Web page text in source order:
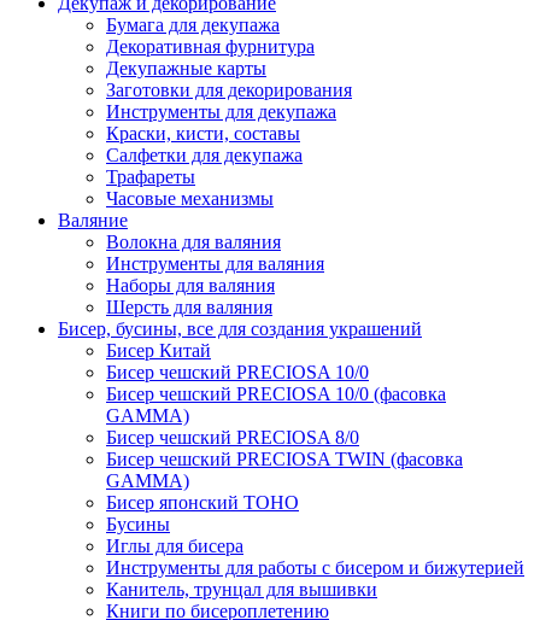
Бумага для декупажа
Декоративная фурнитура
Декупажные карты
Заготовки для декорирования
Инструменты для декупажа
Краски, кисти, составы
Салфетки для декупажа
Трафареты
Часовые механизмы
Валяние
Волокна для валяния
Инструменты для валяния
Наборы для валяния
Шерсть для валяния
Бисер, бусины, все для создания украшений
Бисер Китай
Бисер чешский PRECIOSA 10/0
Бисер чешский PRECIOSA 10/0 (фасовка
GAMMA)
Бисер чешский PRECIOSA 8/0
Бисер чешский PRECIOSA TWIN (фасовка
GAMMA)
Бисер японский TOHO
Бусины
Иглы для бисера
Инструменты для работы с бисером и бижутерией
Канитель, трунцал для вышивки
Книги по бисероплетению